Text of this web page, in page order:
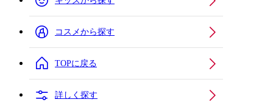
コスメから探す
TOPに戻る
詳しく探す